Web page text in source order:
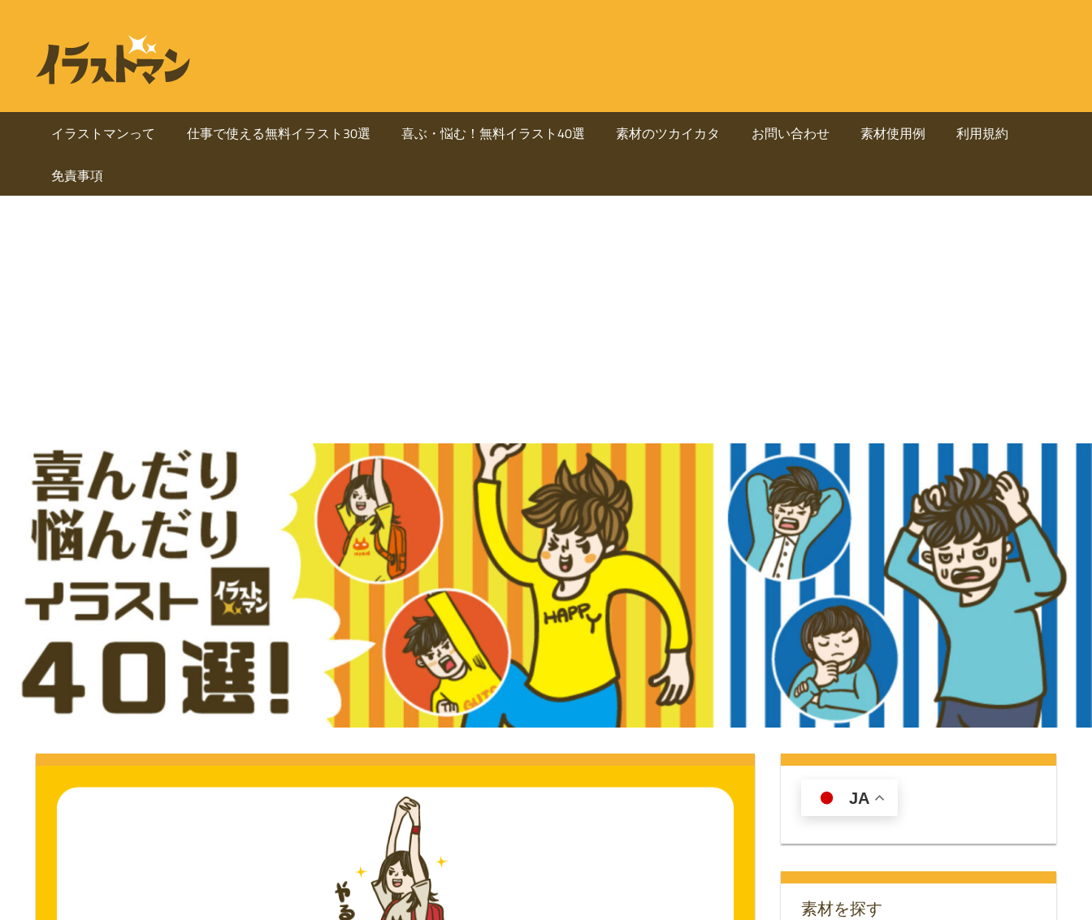
ッ
ネ
人
物
イ
ラ
ス
ト
専
門
サ
ラ
ス
ダ
ウ
ン
ロ
ー
ド
き
人
物
イ
ト
イラストマンって 仕事で使える無料イラスト30選 喜ぶ・悩む！無料イラスト40選 素材のツカイカタ お問い合わせ 素材使用例 利用規約
免責事項
JA
素材を探す